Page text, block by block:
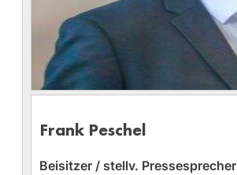
Frank Peschel
Beisitzer / stellv. Pressesprecher